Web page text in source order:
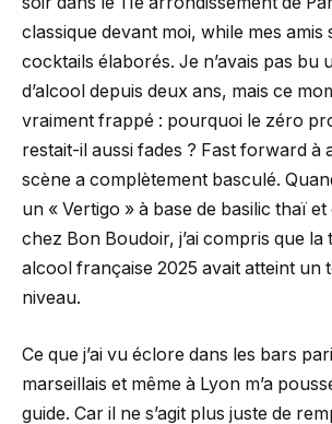
classique devant moi, while mes amis
cocktails élaborés. Je n’avais pas bu
d’alcool depuis deux ans, mais ce
vraiment frappé : pourquoi le zéro
restait-il aussi fades ? Fast forward à
scène a complètement basculé.
un « Vertigo » à base de basilic thaï
chez Bon Boudoir, j’ai compris que la
alcool française 2025 avait atteint un
niveau.
Ce que j’ai vu éclore dans les bars
marseillais et même à Lyon m’a
guide. Car il ne s’agit plus juste de